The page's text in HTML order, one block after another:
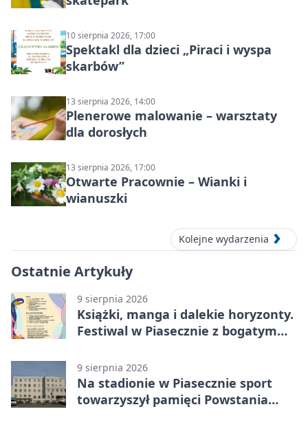
10 sierpnia 2026, 17:00
Spektakl dla dzieci „Piraci i wyspa
skarbów”
13 sierpnia 2026, 14:00
Plenerowe malowanie – warsztaty
dla dorosłych
13 sierpnia 2026, 17:00
Otwarte Pracownie – Wianki i
wianuszki
Kolejne wydarzenia
Ostatnie Artykuły
9 sierpnia 2026
Książki, manga i dalekie horyzonty.
Festiwal w Piasecznie z bogatym
9 sierpnia 2026
Na stadionie w Piasecznie sport
towarzyszył pamięci Powstania